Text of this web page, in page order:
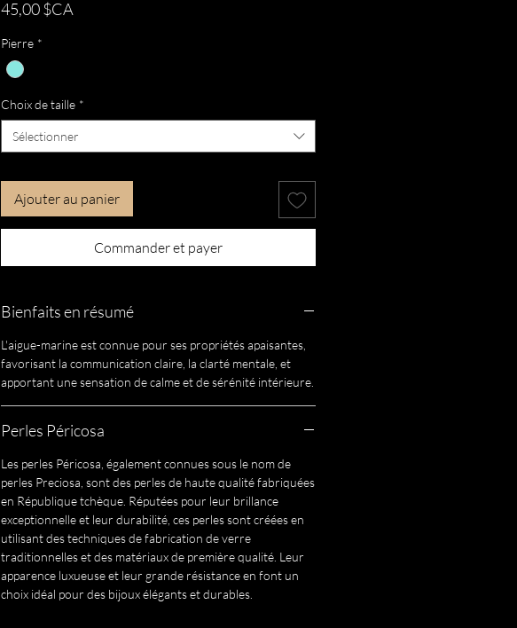
45,00 $CA
Pierre *
Choix de taille *
Sélectionner
Ajouter au panier
Commander et payer
Bienfaits en résumé
L'aigue-marine est connue pour ses propriétés apaisantes,
favorisant la communication claire, la clarté mentale, et
apportant une sensation de calme et de sérénité intérieure.
Perles Péricosa
Les perles Péricosa, également connues sous le nom de
perles Preciosa, sont des perles de haute qualité fabriquées
en République tchèque. Réputées pour leur brillance
exceptionnelle et leur durabilité, ces perles sont créées en
utilisant des techniques de fabrication de verre
traditionnelles et des matériaux de première qualité. Leur
apparence luxueuse et leur grande résistance en font un
choix idéal pour des bijoux élégants et durables.